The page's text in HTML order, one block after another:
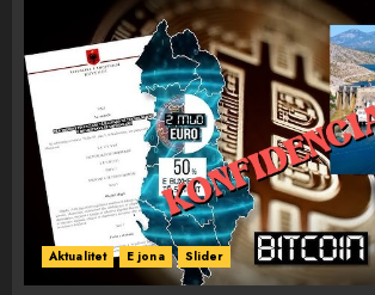
Aktualitet E jona Slider